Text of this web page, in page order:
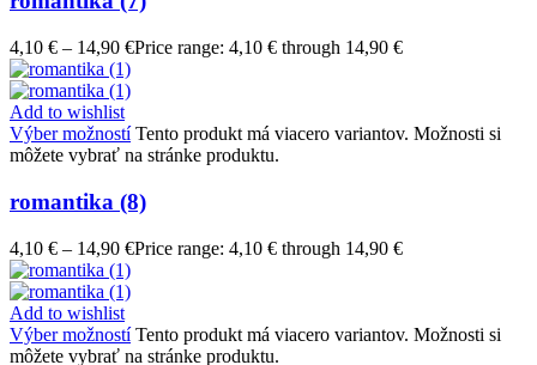
4,10 € – 14,90 €Price range: 4,10 € through 14,90 €
Add to wishlist
Výber možností Tento produkt má viacero variantov. Možnosti si
môžete vybrať na stránke produktu.
romantika (8)
4,10 € – 14,90 €Price range: 4,10 € through 14,90 €
Add to wishlist
Výber možností Tento produkt má viacero variantov. Možnosti si
môžete vybrať na stránke produktu.